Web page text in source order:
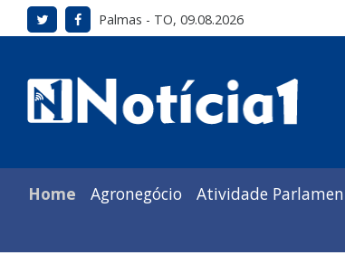
Palmas - TO, 09.08.2026
Home Agronegócio Atividade